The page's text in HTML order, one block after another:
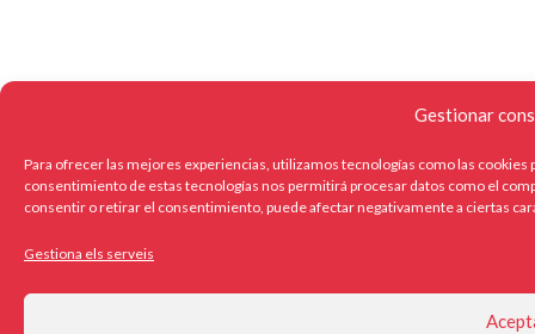
Gestionar
Para ofrecer las mejores experiencias, utilizamos tecnologías como las cookies
consentimiento de estas tecnologías nos permitirá procesar datos como el
consentir o retirar el consentimiento, puede afectar negativamente a ciertas
Gestiona els serveis